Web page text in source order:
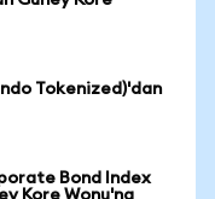
Tokenized)'dan
Bond Index
Kore Wonu'na